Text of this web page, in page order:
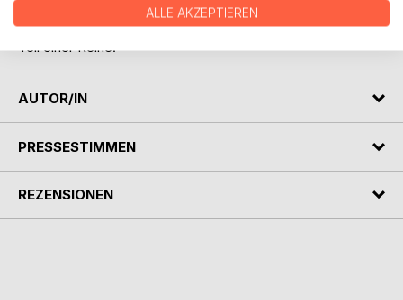
Der humorvolle Liebesroman ist abgeschlossen und nicht
Teil einer Reihe.
AUTOR/IN
PRESSESTIMMEN
REZENSIONEN
ALLE AKZEPTIEREN